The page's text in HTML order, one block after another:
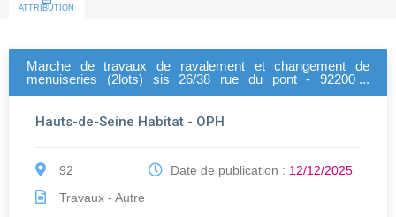
ATTRIBUTION
Marche de travaux de ravalement et changement de
menuiseries (2lots) sis 26/38 rue du pont - 92200 -
Hauts-de-Seine Habitat - OPH
92
Travaux - Autre
Date de publication : 12/12/2025